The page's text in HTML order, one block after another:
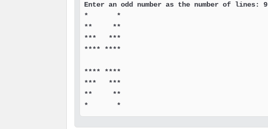
Enter an odd number as the number of lines: 9
*       *
**     **
***   ***
**** ****
**** ****
***   ***
**     **
*       *